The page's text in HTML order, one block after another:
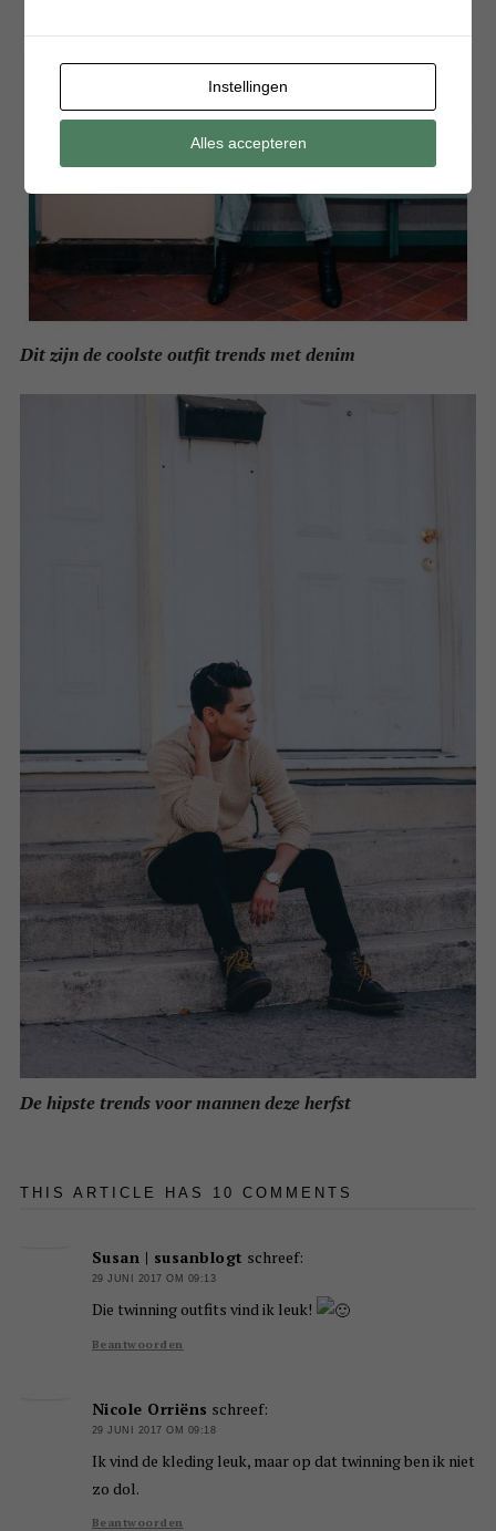
Dit zijn de coolste outfit trends met denim
De hipste trends voor mannen deze herfst
THIS ARTICLE HAS 10 COMMENTS
Susan | susanblogt schreef:
29 JUNI 2017 OM 09:13
Die twinning outfits vind ik leuk!
Beantwoorden
Nicole Orriëns schreef:
29 JUNI 2017 OM 09:18
Ik vind de kleding leuk, maar op dat twinning ben ik niet
zo dol.
Beantwoorden
Instellingen
Alles accepteren